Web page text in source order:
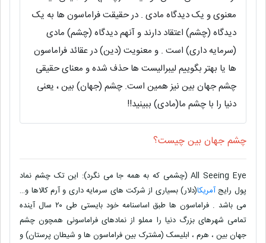
معنوی و یک دیدگاه مادی . در حقیقت فراماسون ها به یک
دیدگاه (چشم) اعتقاد دارند و آنهم دیدگاه (چشم) مادی
(سرمایه داری) است . و معنویت (دین) در عقائد فراماسون
ها یا بهتر بگوییم لیبرالیست ها حذف شده و معنای حقیقی
چشم جهان بین نیز همین است. چشم (جهان) بین ، یعنی
دنیا را با چشم ما(مادی) ببینید!!
چشم جهان بین چیست؟
All Seeing Eye (چشمی که به همه جا می نگرد): این تک چشم نماد
پول رایجآمریکا(دلار) بسیاری از شرکت های سرمایه داری و آرم کالاها و…
می باشد . فراماسون ها طبق اساسنامه خود بایستی طی ۲۰ سال آینده
تمامی شهرهای بزرگ دنیا را مملو از نمادهای فراماسونی همچون چشم
جهان بین ، هرم ، ابلیسک (مشترک بین فراماسون ها و شیطان پرستان) و